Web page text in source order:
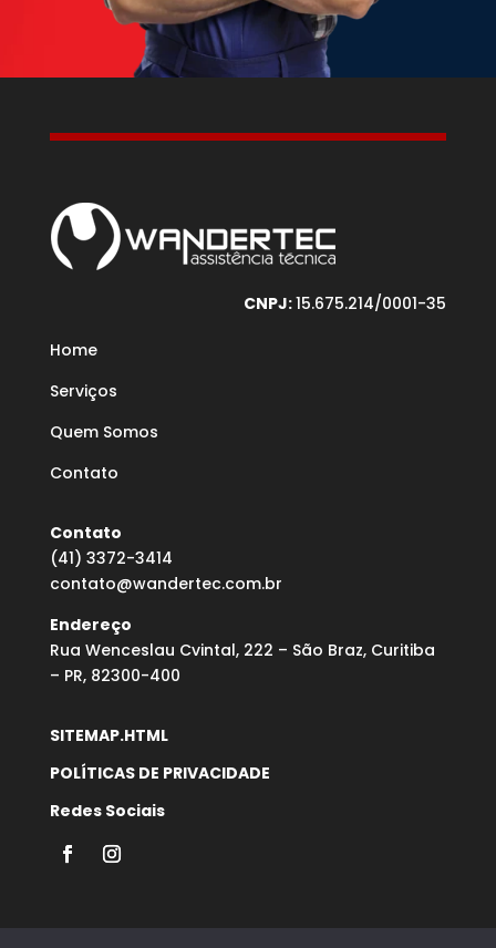
CNPJ:15.675.214/0001-35
Home
Serviços
Quem Somos
Contato
Contato
(41) 3372-3414
contato@wandertec.com.br
Endereço
Rua Wenceslau Cvintal, 222 – São Braz, Curitiba
– PR, 82300-400
SITEMAP.HTML
POLÍTICAS DE PRIVACIDADE
Redes Sociais